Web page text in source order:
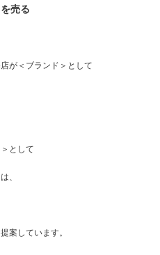
売る
が＜ブランド＞として
として
、
案しています。